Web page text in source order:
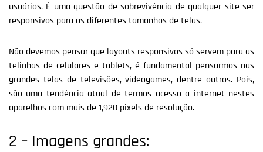
usuários. É uma questão de sobrevivência de qualquer site ser
responsivos para os diferentes tamanhos de telas.
Não devemos pensar que layouts responsivos só servem para as
telinhas de celulares e tablets, é fundamental pensarmos nas
grandes telas de televisões, videogames, dentre outros. Pois,
são uma tendência atual de termos acesso a internet nestes
aparelhos com mais de 1,920 pixels de resolução.
2 – Imagens grandes: